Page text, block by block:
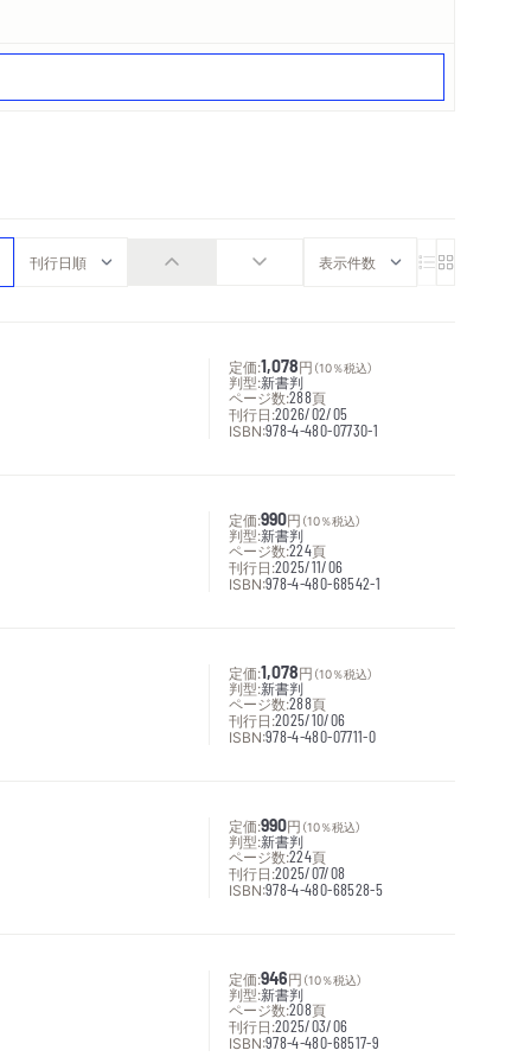
定価:1,078円 （10％税込）
判型:新書判
ページ数:288頁
刊行日:2026/02/05
ISBN:978-4-480-07730-1
定価:990円 （10％税込）
判型:新書判
ページ数:224頁
刊行日:2025/11/06
ISBN:978-4-480-68542-1
定価:1,078円 （10％税込）
判型:新書判
ページ数:288頁
刊行日:2025/10/06
ISBN:978-4-480-07711-0
定価:990円 （10％税込）
判型:新書判
ページ数:224頁
刊行日:2025/07/08
ISBN:978-4-480-68528-5
定価:946円 （10％税込）
判型:新書判
ページ数:208頁
刊行日:2025/03/06
ISBN:978-4-480-68517-9